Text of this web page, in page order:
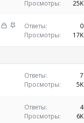
е
ы
Просмотры
25K
З
З
Ответы
0
Просмотры
17K
Ответы
7
Просмотры
5K
Ответы
4
Просмотры
6K